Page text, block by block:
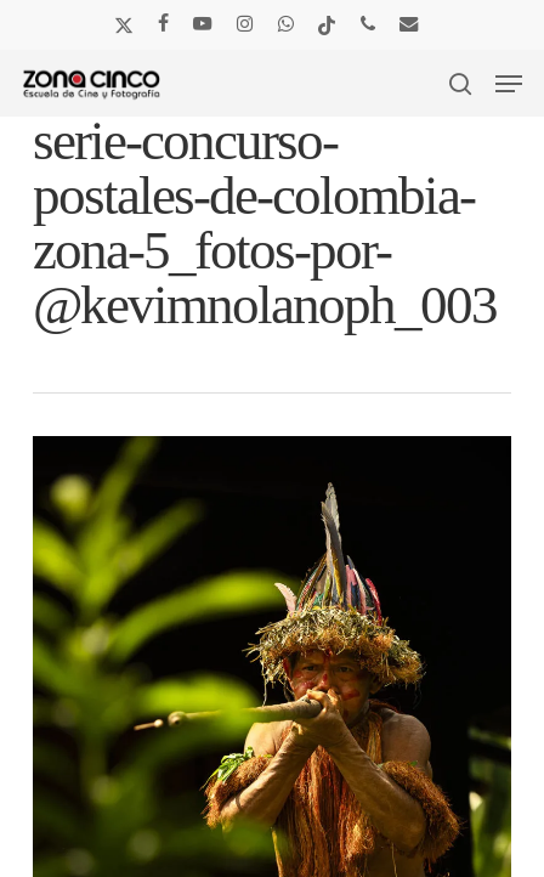
main
content
x-
facebookyoutubeinstagramwhatsapptiktok phone email
Menu
serie-concurso-
postales-de-colombia-
zona-5_fotos-por-
@kevimnolanoph_003